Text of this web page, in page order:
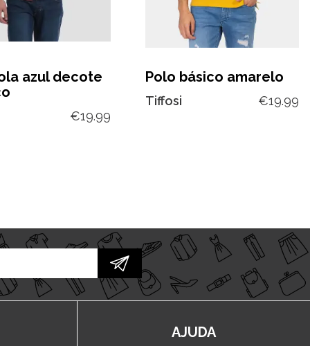
azul decote
€19.99
Polo básico amarelo
Tiffosi €19.99
AJUDA